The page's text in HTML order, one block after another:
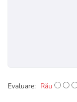
Evaluare: Rău